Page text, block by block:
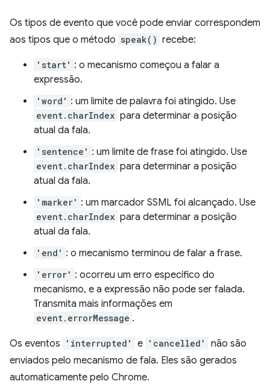
Os tipos de evento que você pode enviar correspondem
aos tipos que o método speak() recebe:
'start' : o mecanismo começou a falar a
expressão.
'word' : um limite de palavra foi atingido. Use
event.charIndex para determinar a posição
atual da fala.
'sentence' : um limite de frase foi atingido. Use
event.charIndex para determinar a posição
atual da fala.
'marker' : um marcador SSML foi alcançado. Use
event.charIndex para determinar a posição
atual da fala.
'end' : o mecanismo terminou de falar a frase.
'error' : ocorreu um erro específico do
mecanismo, e a expressão não pode ser falada.
Transmita mais informações em
event.errorMessage .
Os eventos 'interrupted' e 'cancelled'
não são
enviados pelo mecanismo de fala. Eles são gerados
automaticamente pelo Chrome.